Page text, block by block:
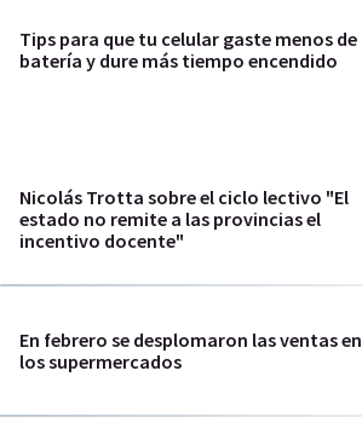
Tips para que tu celular gaste menos de
batería y dure más tiempo encendido
Nicolás Trotta sobre el ciclo lectivo "El
estado no remite a las provincias el
incentivo docente"
En febrero se desplomaron las ventas en
los supermercados